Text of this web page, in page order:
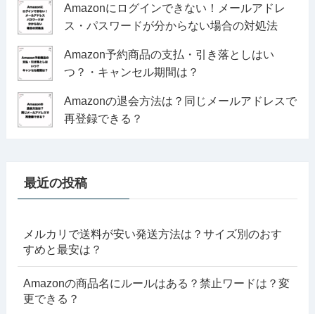
Amazonにログインできない！メールアドレ
ス・パスワードが分からない場合の対処法
Amazon予約商品の支払・引き落としはい
つ？・キャンセル期間は？
Amazonの退会方法は？同じメールアドレスで
再登録できる？
最近の投稿
メルカリで送料が安い発送方法は？サイズ別のおす
すめと最安は？
Amazonの商品名にルールはある？禁止ワードは？変
更できる？